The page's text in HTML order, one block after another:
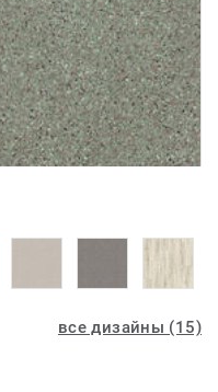
все дизайны (15)